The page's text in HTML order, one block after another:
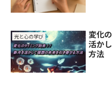
光と心の学び
変化
活か
方法